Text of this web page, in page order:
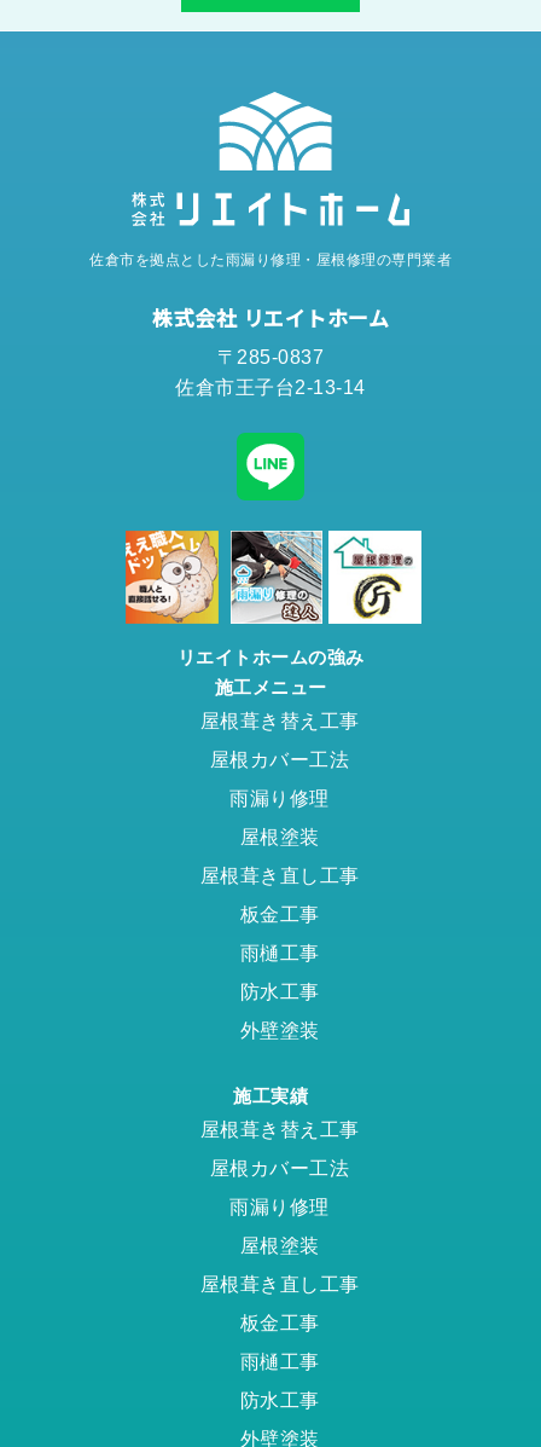
佐倉市を拠点とした雨漏り修理・屋根修理の専門業者
株式会社 リエイトホーム
〒285-0837
佐倉市王子台2-13-14
リエイトホームの強み
施工メニュー
屋根葺き替え工事
屋根カバー工法
雨漏り修理
屋根塗装
屋根葺き直し工事
板金工事
雨樋工事
防水工事
外壁塗装
施工実績
屋根葺き替え工事
屋根カバー工法
雨漏り修理
屋根塗装
屋根葺き直し工事
板金工事
雨樋工事
防水工事
外壁塗装